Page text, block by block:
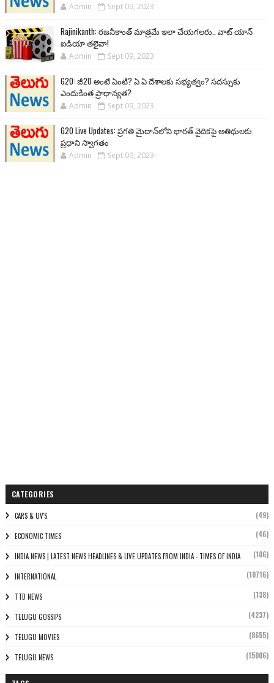
Admin Sept 09, 2023
Rajinikanth: రజనీకాంత్ మాత్రమే ఇలా చేయగలరు.. వాట్ యాన్
ఐడియా తలైవా!
Admin Sept 09, 2023
G20: జీ20 అంటే ఏంటి? ఏ ఏ దేశాలకు సభ్యత్వం? సదస్సుకు
ఎందుకింత ప్రాధాన్యత?
Admin Sept 09, 2023
G20 Live Updates: ప్రగతి మైదాన్‌లోని భారత్ వైదికపై అతిథులకు
ప్రధాని స్వాగతం
Admin Sept 09, 2023
CATEGORIES
CARS & UV'S (49)
ECONOMIC TIMES (46)
INDIA NEWS | LATEST NEWS HEADLINES & LIVE UPDATES FROM INDIA - TIMES OF INDIA (106)
INTERNATIONAL (10716)
TTD NEWS (138)
TELUGU GOSSIPS (4237)
TELUGU MOVIES (8655)
TELUGU NEWS (15006)